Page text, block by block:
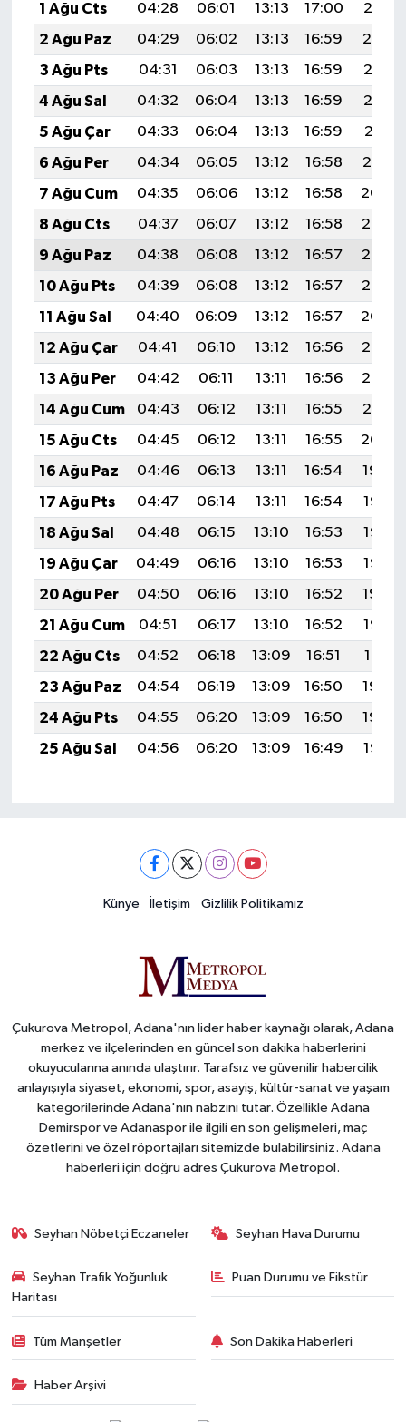
1 Ağu Cts
04:28 06:01 13:13 17:00
20:15
2 Ağu Paz
04:29 06:02 13:13 16:59
20:14
3 Ağu Pts
04:31 06:03 13:13 16:59
20:13
4 Ağu Sal
04:32 06:04 13:13 16:59
20:12
5 Ağu Çar
04:33 06:04 13:13 16:59
20:11
6 Ağu Per
04:34 06:05 13:12 16:58
20:10
7 Ağu Cum
04:35 06:06 13:12 16:58
20:09
8 Ağu Cts
04:37 06:07 13:12 16:58
20:08
9 Ağu Paz
04:38 06:08 13:12 16:57
20:07
10 Ağu Pts
04:39 06:08 13:12 16:57
20:06
11 Ağu Sal
04:40 06:09 13:12 16:57
20:04
12 Ağu Çar
04:41 06:10 13:12 16:56
20:03
13 Ağu Per
04:42 06:11 13:11 16:56
20:02
14 Ağu Cum
04:43 06:12 13:11 16:55
20:01
15 Ağu Cts
04:45 06:12 13:11 16:55
20:00
16 Ağu Paz
04:46 06:13 13:11 16:54
19:59
17 Ağu Pts
04:47 06:14 13:11 16:54
19:57
18 Ağu Sal
04:48 06:15 13:10 16:53
19:56
19 Ağu Çar
04:49 06:16 13:10 16:53
19:55
20 Ağu Per
04:50 06:16 13:10 16:52
19:54
21 Ağu Cum
04:51 06:17 13:10 16:52
19:52
22 Ağu Cts
04:52 06:18 13:09 16:51
19:51
23 Ağu Paz
04:54 06:19 13:09 16:50
19:50
24 Ağu Pts
04:55 06:20 13:09 16:50
19:48
25 Ağu Sal
04:56 06:20 13:09 16:49 19:47
Künye İletişim Gizlilik Politikamız
Çukurova Metropol, Adana'nın lider haber kaynağı olarak, Adana
merkez ve ilçelerinden en güncel son dakika haberlerini
okuyucularına anında ulaştırır. Tarafsız ve güvenilir habercilik
anlayışıyla siyaset, ekonomi, spor, asayiş, kültür-sanat ve yaşam
kategorilerinde Adana'nın nabzını tutar. Özellikle Adana
Demirspor ve Adanaspor ile ilgili en son gelişmeleri, maç
özetlerini ve özel röportajları sitemizde bulabilirsiniz. Adana
haberleri için doğru adres Çukurova Metropol.
Seyhan Nöbetçi Eczaneler Seyhan Hava Durumu
Seyhan Trafik Yoğunluk
Haritası
Puan Durumu ve Fikstür
Tüm Manşetler Son Dakika Haberleri
Haber Arşivi